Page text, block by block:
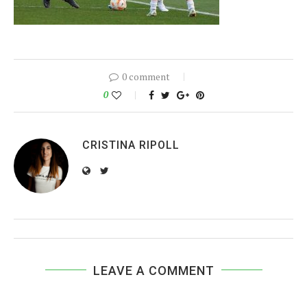
0 comment
0
CRISTINA RIPOLL
LEAVE A COMMENT